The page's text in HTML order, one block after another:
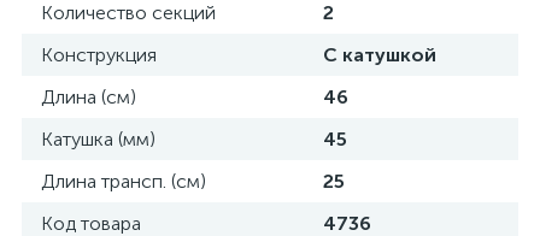
Количество секций
2
Конструкция
С катушкой
Длина (см)
46
Катушка (мм)
45
Длина трансп. (см)
25
Код товара
4736